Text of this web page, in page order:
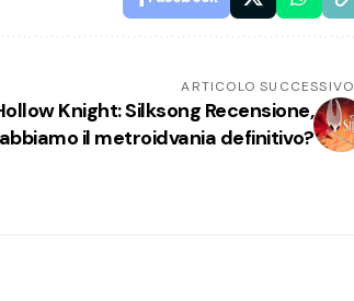
ARTICOLO SUCCESSIVO
Knight: Silksong Recensione,
abbiamo il metroidvania definitivo?